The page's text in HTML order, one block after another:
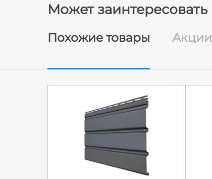
Может заинтересовать
Похожие товары Акции